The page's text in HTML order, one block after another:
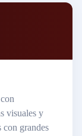
visuales y
con grandes